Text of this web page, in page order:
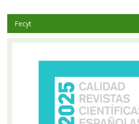
Fecyt